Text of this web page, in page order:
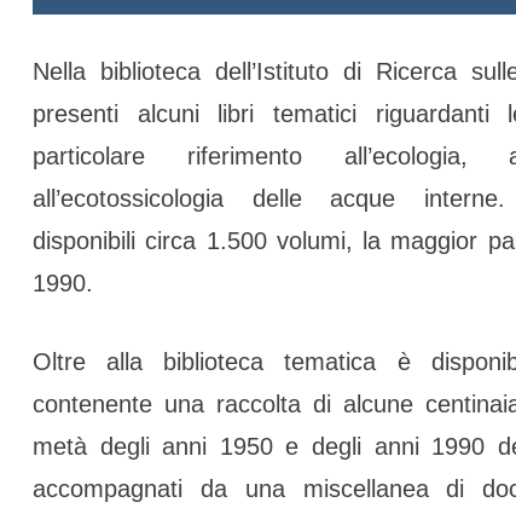
Nella biblioteca dell’Istituto di Ricerca
presenti alcuni libri tematici riguardanti
particolare riferimento all’ecologia,
all’ecotossicologia delle acque
disponibili circa 1.500 volumi, la maggior
1990.
Oltre alla biblioteca tematica è
contenente una raccolta di alcune
metà degli anni 1950 e degli anni 1990
accompagnati da una miscellanea di